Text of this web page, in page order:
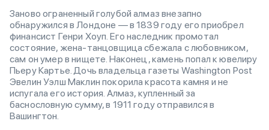
Заново ограненный голубой алмаз внезапно
обнаружился в Лондоне — в 1839 году его приобрел
финансист Генри Хоуп. Его наследник промотал
состояние, жена-танцовщица сбежала с любовником,
сам он умер в нищете. Наконец, камень попал к ювелиру
Пьеру Картье. Дочь владельца газеты Washington Post
Эвелин Уэлш Маклин покорила красота камня и не
испугала его история. Алмаз, купленный за
баснословную сумму, в 1911 году отправился в
Вашингтон.